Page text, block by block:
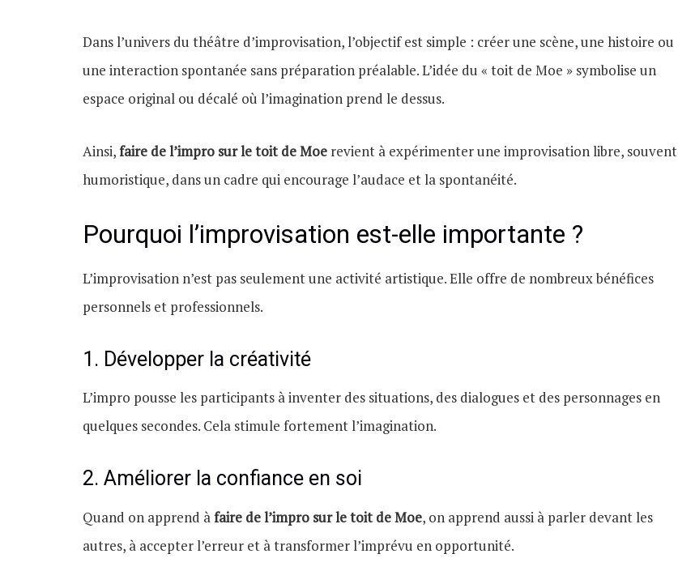
Dans l’univers du théâtre d’improvisation, l’objectif est simple : créer une scène, une histoire ou
une interaction spontanée sans préparation préalable. L’idée du « toit de Moe » symbolise un
espace original ou décalé où l’imagination prend le dessus.
Ainsi,faire de l’impro sur le toit de Moe revient à expérimenter une improvisation libre, souvent
humoristique, dans un cadre qui encourage l’audace et la spontanéité.
Pourquoi l’improvisation est-elle importante ?
L’improvisation n’est pas seulement une activité artistique. Elle offre de nombreux bénéfices
personnels et professionnels.
1. Développer la créativité
L’impro pousse les participants à inventer des situations, des dialogues et des personnages en
quelques secondes. Cela stimule fortement l’imagination.
2. Améliorer la confiance en soi
Quand on apprend àfaire de l’impro sur le toit de Moe, on apprend aussi à parler devant les
autres, à accepter l’erreur et à transformer l’imprévu en opportunité.